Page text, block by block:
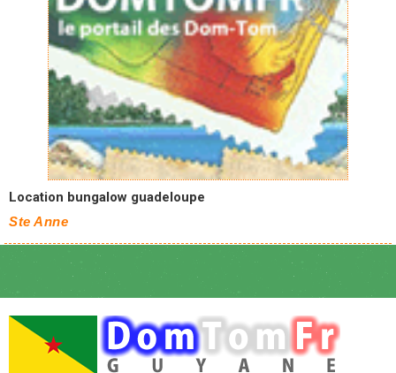
Location bungalow guadeloupe
Ste Anne